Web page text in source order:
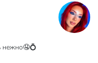
нежно🤤💍